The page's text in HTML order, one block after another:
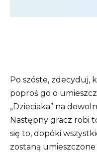
Po szóste, zdecyduj,
poproś go o
„Dzieciaka” na
Następny gracz robi
się to, dopóki
zostaną